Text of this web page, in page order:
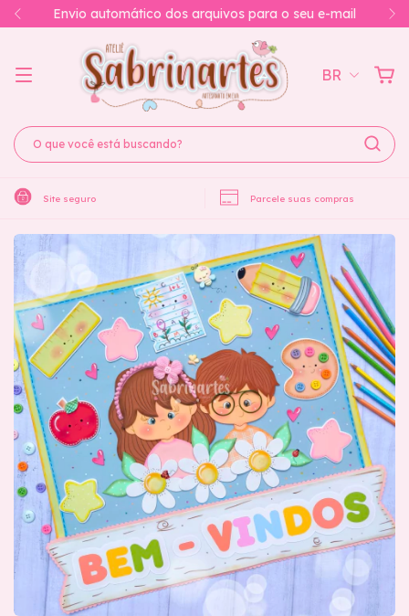
Você também pode acessá-los na pagina de Downloads
BR
Site seguro Parcele suas compras